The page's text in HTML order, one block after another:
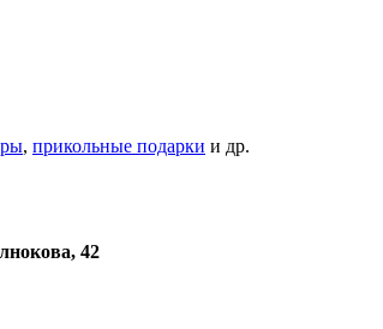
, прикольные подарки и др.
42